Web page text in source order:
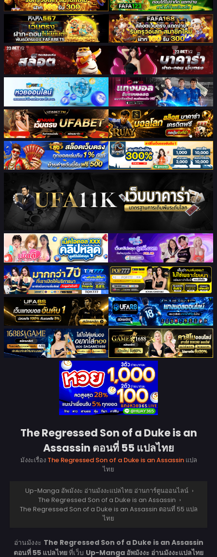
The Regressed Son of a Duke is an
Assassin ตอนที่ 55 แปลไทย
มังงะเรื่อง The Regressed Son of a Duke is an Assassinแปล
ไทย
Up-Manga อัพมังงะ อ่านมังงะแปลไทย อ่านการ์ตูนออนไลน์ ›
The Regressed Son of a Duke is an Assassin ›
The Regressed Son of a Duke is an Assassin ตอนที่ 55 แปล
ไทย
อ่านมังงะ The Regressed Son of a Duke is an Assassin
ตอนที่ 55 แปลไทยที่เว็บ Up-Manga อัพมังงะ อ่านมังงะแปลไทย